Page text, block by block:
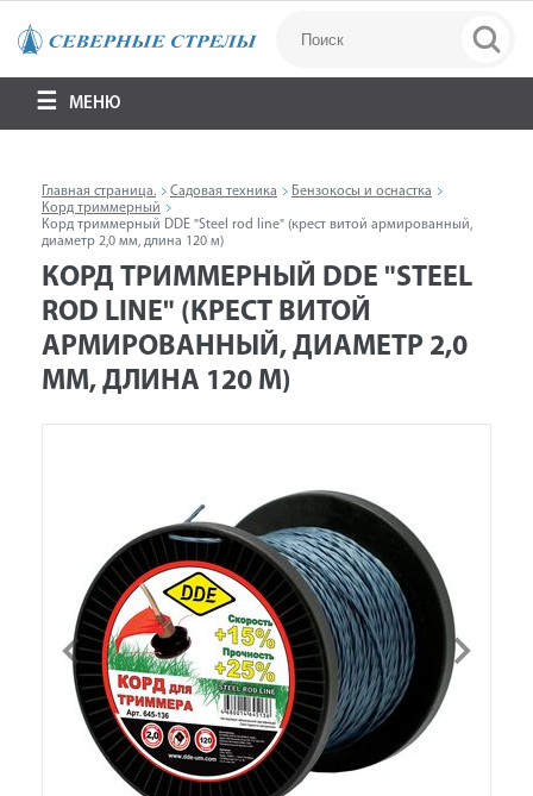
МЕНЮ
Главная страница. Садовая техника
Бензокосы и оснастка
Корд триммерный
Корд триммерный DDE "Steel rod line" (крест витой армированный,
диаметр 2,0 мм, длина 120 м)
КОРД ТРИММЕРНЫЙ DDE "STEEL
ROD LINE" (КРЕСТ ВИТОЙ
АРМИРОВАННЫЙ, ДИАМЕТР 2,0
ММ, ДЛИНА 120 М)